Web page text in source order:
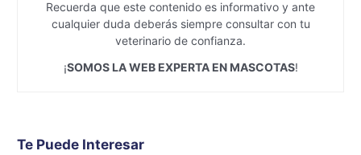
Recuerda que este contenido es informativo y ante
cualquier duda deberás siempre consultar con tu
veterinario de confianza.
¡SOMOS LA WEB EXPERTA EN MASCOTAS!
Te Puede Interesar